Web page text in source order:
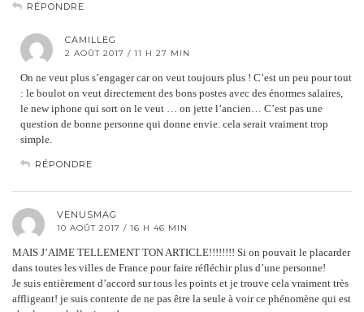
RÉPONDRE
CAMILLEG
2 AOÛT 2017 / 11 H 27 MIN
On ne veut plus s’engager car on veut toujours plus ! C’est un peu pour tout
: le boulot on veut directement des bons postes avec des énormes salaires,
le new iphone qui sort on le veut … on jette l’ancien… C’est pas une
question de bonne personne qui donne envie. cela serait vraiment trop
simple.
RÉPONDRE
VENUSMAG
10 AOÛT 2017 / 16 H 46 MIN
MAIS J’AIME TELLEMENT TON ARTICLE!!!!!!!! Si on pouvait le placarder
dans toutes les villes de France pour faire réfléchir plus d’une personne!
Je suis entièrement d’accord sur tous les points et je trouve cela vraiment très
affligeant! je suis contente de ne pas être la seule à voir ce phénomène qui est